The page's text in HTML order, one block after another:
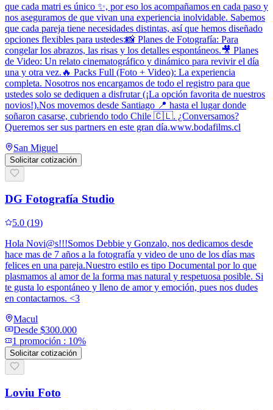
que cada matri es único ✨, por eso los acompañamos en cada paso y
nos aseguramos de que vivan una experiencia inolvidable. Sabemos
que cada pareja tiene necesidades distintas, así que hemos diseñado
opciones flexibles para ustedes:📸 Planes de Fotografía: Para
congelar los abrazos, las risas y los detalles espontáneos.🎥 Planes
de Video: Un relato cinematográfico y dinámico para revivir el día
una y otra vez.🔥 Packs Full (Foto + Video): La experiencia
completa. Nosotros nos encargamos de todo el registro para que
ustedes solo se dediquen a disfrutar (¡La opción favorita de nuestros
novios!).Nos movemos desde Santiago 📍 hasta el lugar donde
soñaron casarse, cubriendo todo Chile 🇨🇱. ¿Conversamos?
Queremos ser sus partners en este gran día.www.bodafilms.cl
San Miguel
Solicitar cotización
DG Fotografía Studio
5.0 (19)
Hola Novi@s!!!Somos Debbie y Gonzalo, nos dedicamos desde
hace mas de 7 años a la fotografía y video de uno de los días mas
felices en una pareja.Nuestro estilo es tipo Documental por lo que
plasmamos al amor de la forma mas natural y respetuosa posible. Si
te gusta lo espontáneo y lleno de amor y emoción, pues nos dudes
en contactarnos. <3
Macul
Desde $300.000
1 promoción : 10%
Solicitar cotización
Loviu Foto